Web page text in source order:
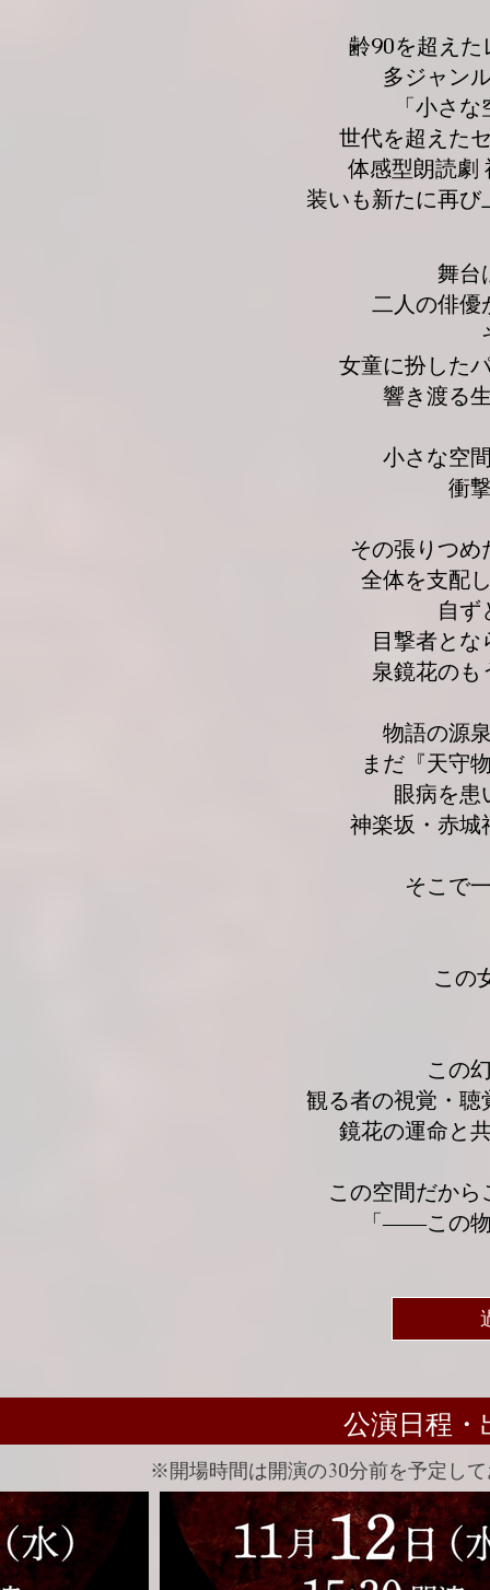
齢90を超え
多ジャン
「小さ
世代を超えた
体感型朗読劇
装いも新たに再
舞台
二人の俳優
女童に扮した
響き渡る
小さな空
衝
その張りつめ
全体を支配
自ず
目撃者と
泉鏡花の
物語の源
まだ『天守
眼病を患
神楽坂・赤城
そこで
この
この
観る者の視覚・
鏡花の運命と
この空間だか
「――この
公演日程
※開場時間は開演の30分前を予定し